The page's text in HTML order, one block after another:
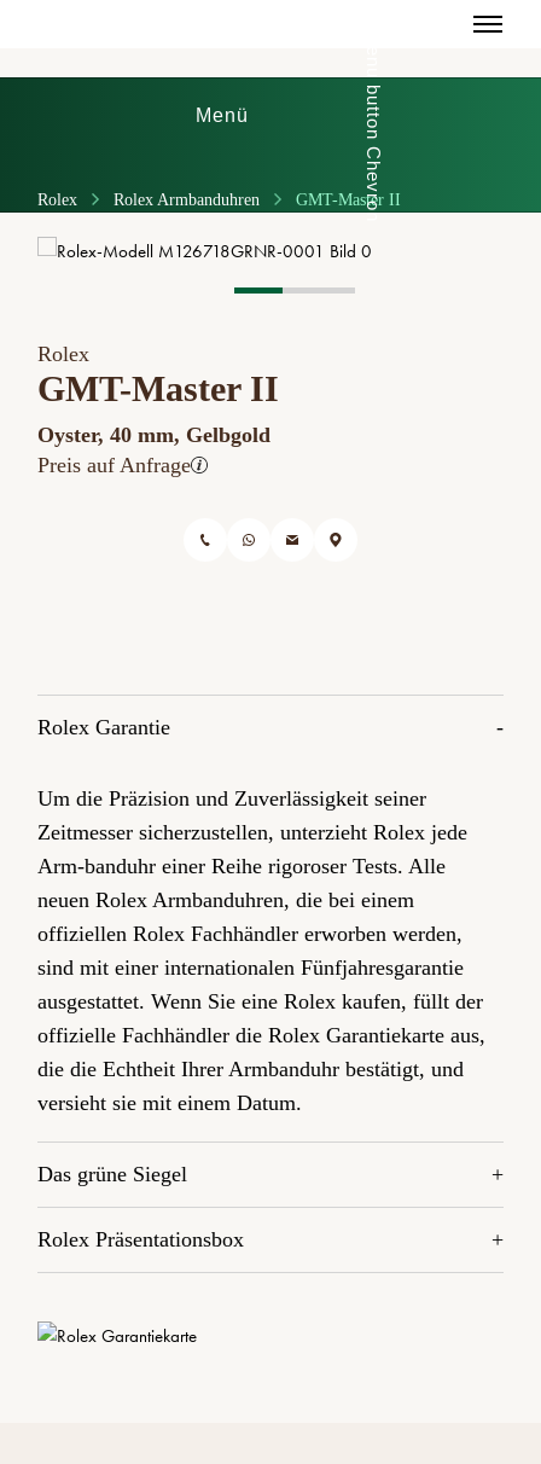
Menü
Rolex Rolex Armbanduhren GMT-Master II
Rolex
GMT-Master II
Oyster, 40 mm, Gelbgold
Preis auf Anfrage
Rolex Garantie
Um die Präzision und Zuverlässigkeit seiner
Zeitmesser sicherzustellen, unterzieht Rolex jede
Arm-banduhr einer Reihe rigoroser Tests. Alle
neuen Rolex Armbanduhren, die bei einem
offiziellen Rolex Fachhändler erworben werden,
sind mit einer internationalen Fünfjahres­garantie
ausgestattet. Wenn Sie eine Rolex kaufen, füllt der
offizielle Fachhändler die Rolex Garantiekarte aus,
die die Echtheit Ihrer Armbanduhr bestätigt, und
versieht sie mit einem Datum.
Das grüne Siegel
Rolex Präsentationsbox